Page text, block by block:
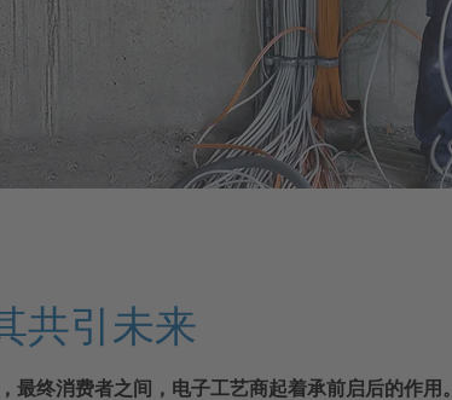
共引未来
最终消费者之间，电子工艺商起着承前启后的作用。